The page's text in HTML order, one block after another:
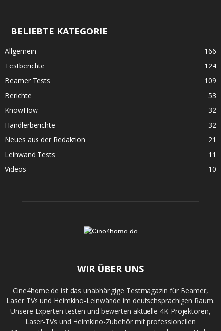
BELIEBTE KATEGORIE
Allgemein
166
Testberichte
124
Beamer Tests
109
Berichte
53
KnowHow
32
Händlerberichte
32
Neues aus der Redaktion
21
Leinwand Tests
11
Videos
10
WIR ÜBER UNS
Cine4home.de ist das unabhängige Testmagazin für Beamer,
Laser TVs und Heimkino-Leinwände im deutschsprachigen Raum.
Unsere Experten testen und bewerten aktuelle 4K-Projektoren,
Laser-TVs und Heimkino-Zubehör mit professionellen